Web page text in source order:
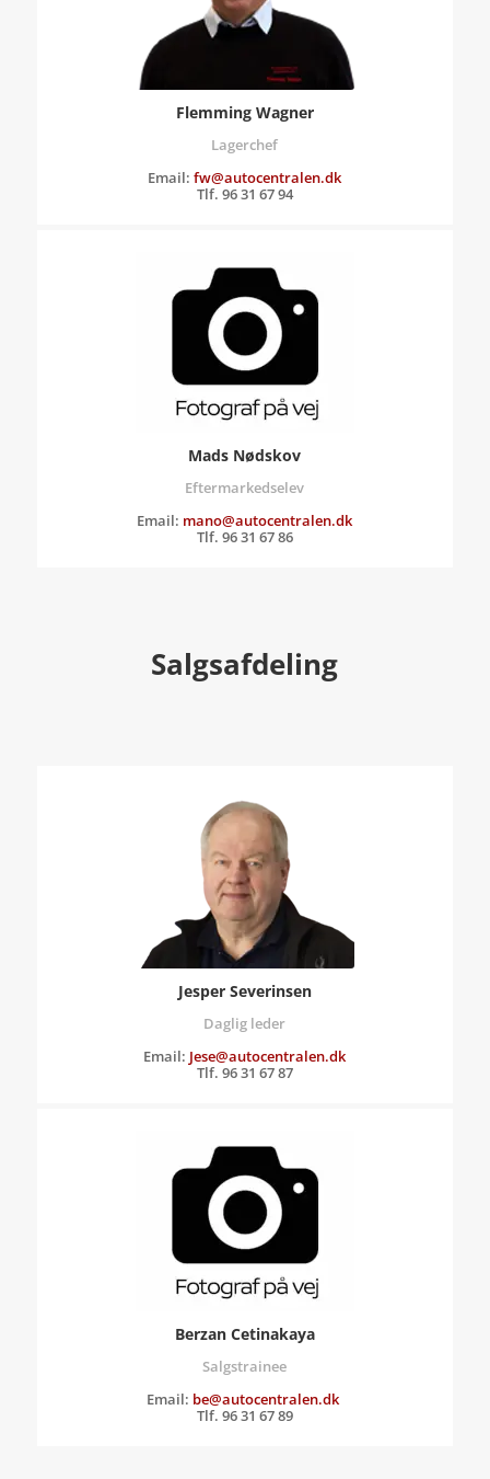
Flemming Wagner
Lagerchef
Email:fw@autocentralen.dk
Tlf. 96 31 67 94
Mads Nødskov
Eftermarkedselev
Email: mano@autocentralen.dk
Tlf. 96 31 67 86
Salgsafdeling
Jesper Severinsen
Daglig leder
Email: Jese@autocentralen.dk
Tlf. 96 31 67 87
Berzan Cetinakaya
Salgstrainee
Email: be@autocentralen.dk
Tlf. 96 31 67 89